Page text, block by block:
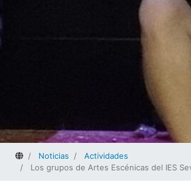
HomeNoticias
Actividades
Los grupos de Artes Escénicas del IES Severo